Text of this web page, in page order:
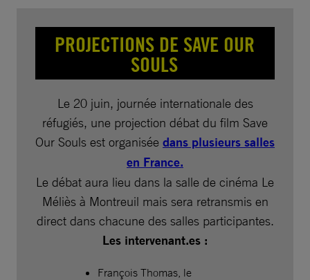
PROJECTIONS DE SAVE OUR
SOULS
Le 20 juin, journée internationale des
réfugiés, une projection débat du film Save
Our Souls est organisée dans plusieurs salles
en France.
Le débat aura lieu dans la salle de cinéma Le
Méliès à Montreuil mais sera retransmis en
direct dans chacune des salles participantes.
Les intervenant.es :
François Thomas, le